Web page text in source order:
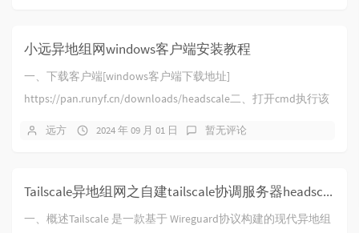
小远异地组网windows客户端安装教程
一、下载客户端[windows客户端下载地址]
https://pan.runyf.cn/downloads/headscale二、打开cmd执行该
远方 2024 年 09 月 01 日 暂无评论
Tailscale异地组网之自建tailscale协调服务器headscale
一、概述Tailscale 是一款基于 Wireguard协议构建的现代异地组